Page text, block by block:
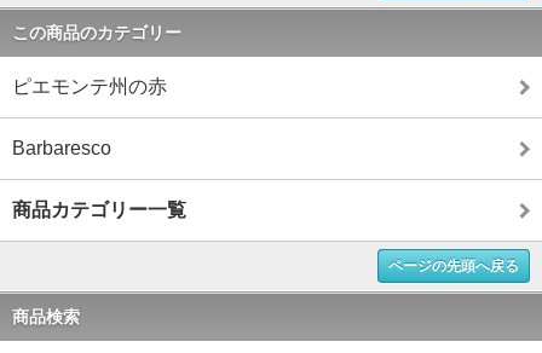
この商品のカテゴリー
ピエモンテ州の赤
Barbaresco
商品カテゴリー一覧
ページの先頭へ戻る
商品検索